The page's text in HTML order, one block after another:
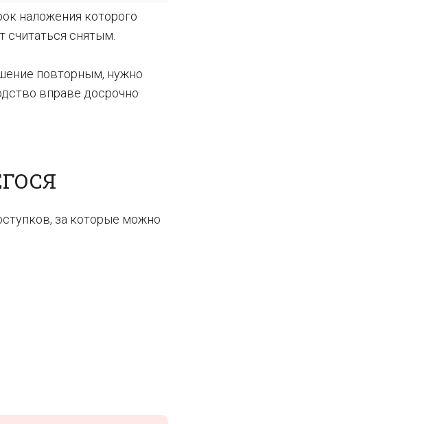
наложения которого
считаться снятым.
повторным, нужно
вправе досрочно
за которые можно